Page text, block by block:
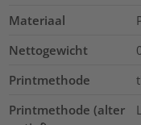
Materiaal
Nettogewicht
Printmethode
Printmethode (alter